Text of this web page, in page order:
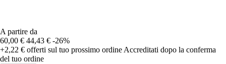
A partire da
60,00 € 44,43 € -26%
+2,22 € offerti sul tuo prossimo ordine Accreditati dopo la conferma
del tuo ordine